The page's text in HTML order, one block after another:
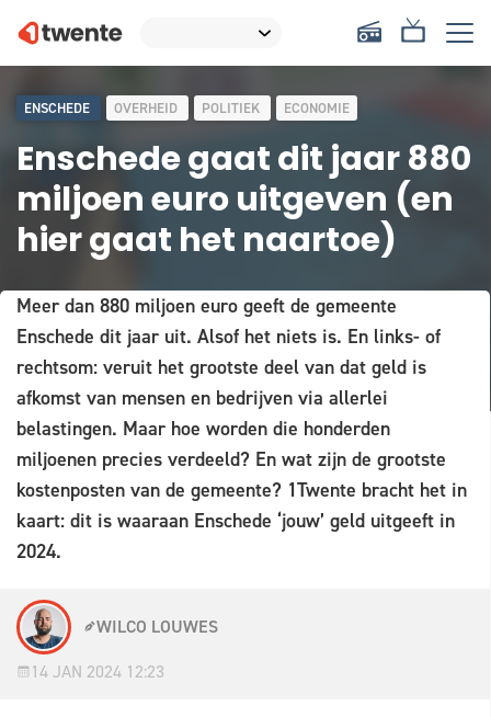
ENSCHEDE OVERHEID POLITIEK ECONOMIE
Enschede gaat dit jaar 880
miljoen euro uitgeven (en
hier gaat het naartoe)
Meer dan 880 miljoen euro geeft de gemeente
Enschede dit jaar uit. Alsof het niets is. En links- of
rechtsom: veruit het grootste deel van dat geld is
afkomst van mensen en bedrijven via allerlei
belastingen. Maar hoe worden die honderden
miljoenen precies verdeeld? En wat zijn de grootste
kostenposten van de gemeente? 1Twente bracht het in
kaart: dit is waaraan Enschede ‘jouw’ geld uitgeeft in
2024.
WILCO LOUWES
14 JAN 2024 12:23